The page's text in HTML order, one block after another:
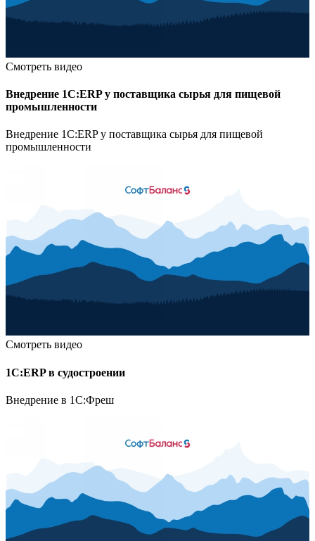
Смотреть видео
Внедрение 1С:ERP у поставщика сырья для пищевой
промышленности
Внедрение 1С:ERP у поставщика сырья для пищевой
промышленности
Смотреть видео
1С:ERP в судостроении
Внедрение в 1С:Фреш